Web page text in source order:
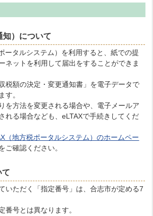
知）について
ータルシステム）を利用すると、紙での提
ネットを利用して届出をすることができま
額の決定・変更通知書」を電子データで
す。
方法を変更される場合や、電子メールア
れる場合なども、eLTAXで手続きしてくだ
（地方税ポータルシステム）のホームペー
ご確認ください。
て
いただく「指定番号」は、合志市が定める7
号とは異なります。